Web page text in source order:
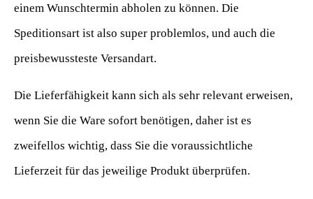
einem Wunschtermin abholen zu können. Die
Speditionsart ist also super problemlos, und auch die
preisbewussteste Versandart.
Die Lieferfähigkeit kann sich als sehr relevant erweisen,
wenn Sie die Ware sofort benötigen, daher ist es
zweifellos wichtig, dass Sie die voraussichtliche
Lieferzeit für das jeweilige Produkt überprüfen.